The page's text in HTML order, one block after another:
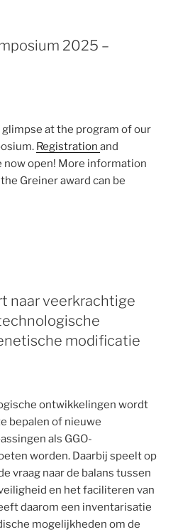
2025 –
at the program of our
Registration and
now open! More information
Greiner award can be
naar veerkrachtige
modificatie
ontwikkelingen wordt
bepalen of nieuwe
als GGO-
worden. Daarbij speelt op
vraag naar de balans tussen
en het faciliteren van
daarom een inventarisatie
mogelijkheden om de